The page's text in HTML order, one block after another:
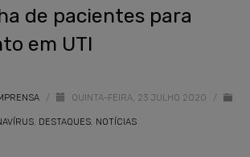
de pacientes para
em UTI
/ QUINTA-FEIRA, 23 JULHO 2020 /
, DESTAQUES, NOTÍCIAS